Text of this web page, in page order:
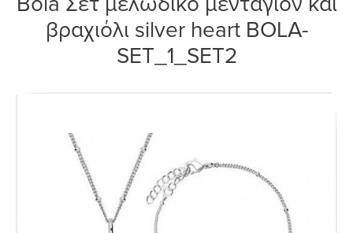
βραχιόλι silver heart BOLA-
SET_1_SET2